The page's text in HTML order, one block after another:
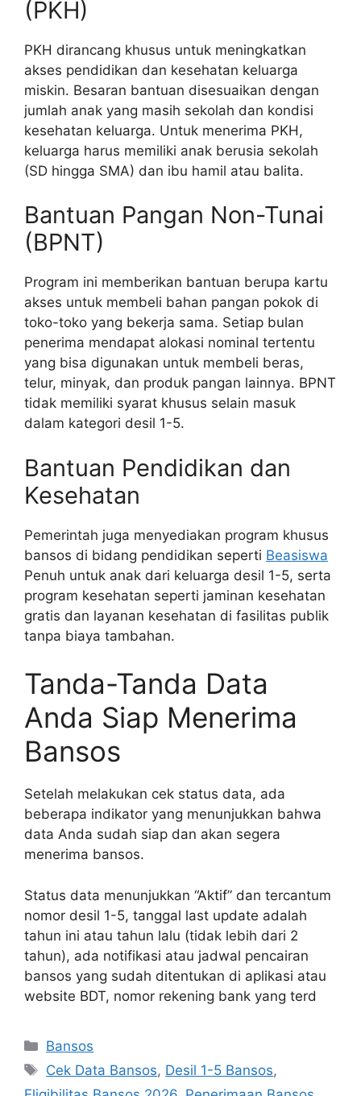
(PKH)
PKH dirancang khusus untuk meningkatkan
akses pendidikan dan kesehatan keluarga
miskin. Besaran bantuan disesuaikan dengan
jumlah anak yang masih sekolah dan kondisi
kesehatan keluarga. Untuk menerima PKH,
keluarga harus memiliki anak berusia sekolah
(SD hingga SMA) dan ibu hamil atau balita.
Bantuan Pangan Non-Tunai
(BPNT)
Program ini memberikan bantuan berupa kartu
akses untuk membeli bahan pangan pokok di
toko-toko yang bekerja sama. Setiap bulan
penerima mendapat alokasi nominal tertentu
yang bisa digunakan untuk membeli beras,
telur, minyak, dan produk pangan lainnya. BPNT
tidak memiliki syarat khusus selain masuk
dalam kategori desil 1-5.
Bantuan Pendidikan dan
Kesehatan
Pemerintah juga menyediakan program khusus
bansos di bidang pendidikan seperti Beasiswa
Penuh untuk anak dari keluarga desil 1-5, serta
program kesehatan seperti jaminan kesehatan
gratis dan layanan kesehatan di fasilitas publik
tanpa biaya tambahan.
Tanda-Tanda Data
Anda Siap Menerima
Bansos
Setelah melakukan cek status data, ada
beberapa indikator yang menunjukkan bahwa
data Anda sudah siap dan akan segera
menerima bansos.
Status data menunjukkan “Aktif” dan tercantum
nomor desil 1-5, tanggal last update adalah
tahun ini atau tahun lalu (tidak lebih dari 2
tahun), ada notifikasi atau jadwal pencairan
bansos yang sudah ditentukan di aplikasi atau
website BDT, nomor rekening bank yang terd
Kategori
Bansos
Tag
Cek Data Bansos, Desil 1-5 Bansos,